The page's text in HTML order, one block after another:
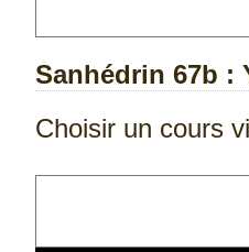
Sanhédrin 67b :
Choisir un cours